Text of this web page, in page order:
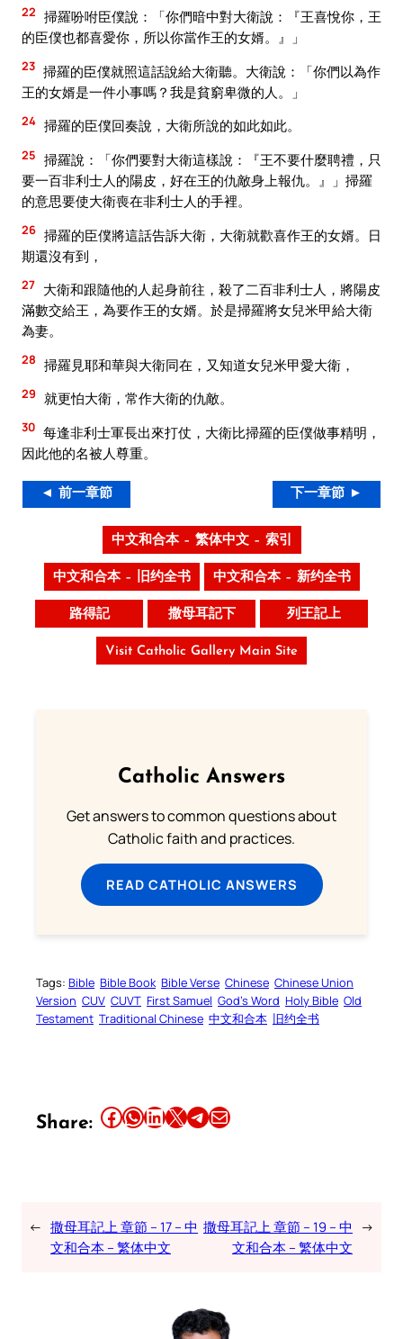
22 掃羅吩咐臣僕說：「你們暗中對大衛說：『王喜悅你，王
的臣僕也都喜愛你，所以你當作王的女婿。』」
23 掃羅的臣僕就照這話說給大衛聽。大衛說：「你們以為作
王的女婿是一件小事嗎？我是貧窮卑微的人。」
24 掃羅的臣僕回奏說，大衛所說的如此如此。
25 掃羅說：「你們要對大衛這樣說：『王不要什麼聘禮，只
要一百非利士人的陽皮，好在王的仇敵身上報仇。』」掃羅
的意思要使大衛喪在非利士人的手裡。
26 掃羅的臣僕將這話告訴大衛，大衛就歡喜作王的女婿。日
期還沒有到，
27 大衛和跟隨他的人起身前往，殺了二百非利士人，將陽皮
滿數交給王，為要作王的女婿。於是掃羅將女兒米甲給大衛
為妻。
28 掃羅見耶和華與大衛同在，又知道女兒米甲愛大衛，
29 就更怕大衛，常作大衛的仇敵。
30 每逢非利士軍長出來打仗，大衛比掃羅的臣僕做事精明，
因此他的名被人尊重。
◄ 前一章節 下一章節 ►
中文和合本 – 繁体中文 – 索引
中文和合本 – 旧约全书 中文和合本 – 新约全书
路得記 撒母耳記下 列王記上
Visit Catholic Gallery Main Site
Catholic Answers
Get answers to common questions about
Catholic faith and practices.
READ CATHOLIC ANSWERS
Tags: Bible Bible Book Bible Verse Chinese Chinese Union
Version CUV CUVT First Samuel God’s Word Holy Bible Old
Testament Traditional Chinese 中文和合本 旧约全书
Share: Share this article on Facebook Share this article on WhatsApp Share this article on LinkedIn Share this article on X Share this article on TelegramEmail this Article
← 撒母耳記上 章節 – 17 – 中
文和合本 – 繁体中文
撒母耳記上 章節 – 19 – 中
文和合本 – 繁体中文
→